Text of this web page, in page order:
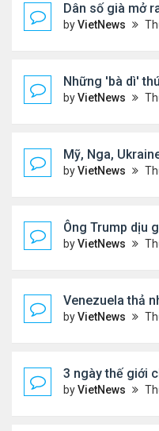
Dân số già mở
byVietNews Thứ 5 Tháng
Những 'bà dì'
byVietNews Thứ 2 Tháng
Mỹ, Nga,
byVietNews Thứ 6 Tháng
Ông Trump dịu
byVietNews Thứ 4 Tháng
Venezuela thả
byVietNews Thứ 5 Tháng
3 ngày thế giới
byVietNews Thứ 3 Tháng